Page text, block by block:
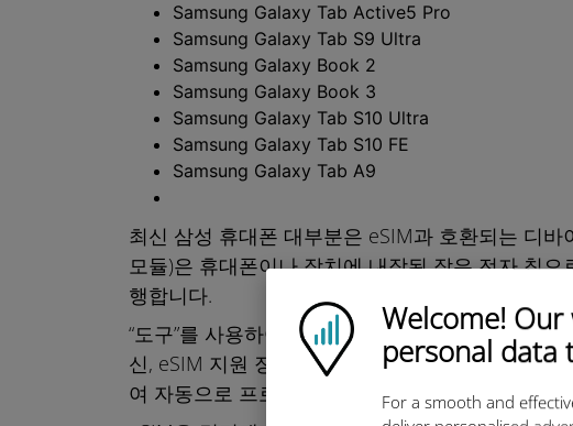
Ubigi logo
Welcome!
personal data
For a smooth and
Samsung Galaxy Tab Active5 Pro
Samsung Galaxy Tab S9 Ultra
Samsung Galaxy Book 2
Samsung Galaxy Book 3
Samsung Galaxy Tab S10 Ultra
Samsung Galaxy Tab S10 FE
Samsung Galaxy Tab A9
최신 삼성 휴대폰 대부분은 eSIM과 호환되는 디바
모듈)은 휴대폰이나 장치에 내장된 작은 전자 칩
행합니다.
“도구”를 사용하여 물리적 SIM 카드를 제거/삽입
신, eSIM 지원 장치는 앱 또는 QR 코드를 통해 통
여 자동으로 프로그래밍 및 재프로그래밍할 수 있